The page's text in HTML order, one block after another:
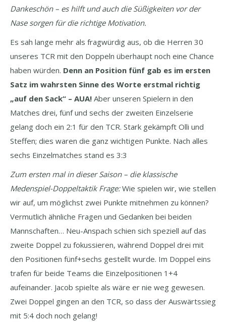
Dankeschön – es hilft und auch die Süßigkeiten vor der
Nase sorgen für die richtige Motivation.
Es sah lange mehr als fragwürdig aus, ob die Herren 30
unseres TCR mit den Doppeln überhaupt noch eine Chance
haben würden. Denn an Position fünf gab es im ersten
Satz im wahrsten Sinne des Worte erstmal richtig
„auf den Sack“ – AUA! Aber unseren Spielern in den
Matches drei, fünf und sechs der zweiten Einzelserie
gelang doch ein 2:1 für den TCR. Stark gekämpft Olli und
Steffen; dies waren die ganz wichtigen Punkte. Nach alles
sechs Einzelmatches stand es 3:3
Zum ersten mal in dieser Saison – die klassische
Medenspiel-Doppeltaktik Frage:Wie spielen wir, wie stellen
wir auf, um möglichst zwei Punkte mitnehmen zu können?
Vermutlich ähnliche Fragen und Gedanken bei beiden
Mannschaften… Neu-Anspach schien sich speziell auf das
zweite Doppel zu fokussieren, während Doppel drei mit
den Positionen fünf+sechs gestellt wurde. Im Doppel eins
trafen für beide Teams die Einzelpositionen 1+4
aufeinander. Jacob spielte als wäre er nie weg gewesen.
Zwei Doppel gingen an den TCR, so dass der Auswärtssieg
mit 5:4 doch noch gelang!